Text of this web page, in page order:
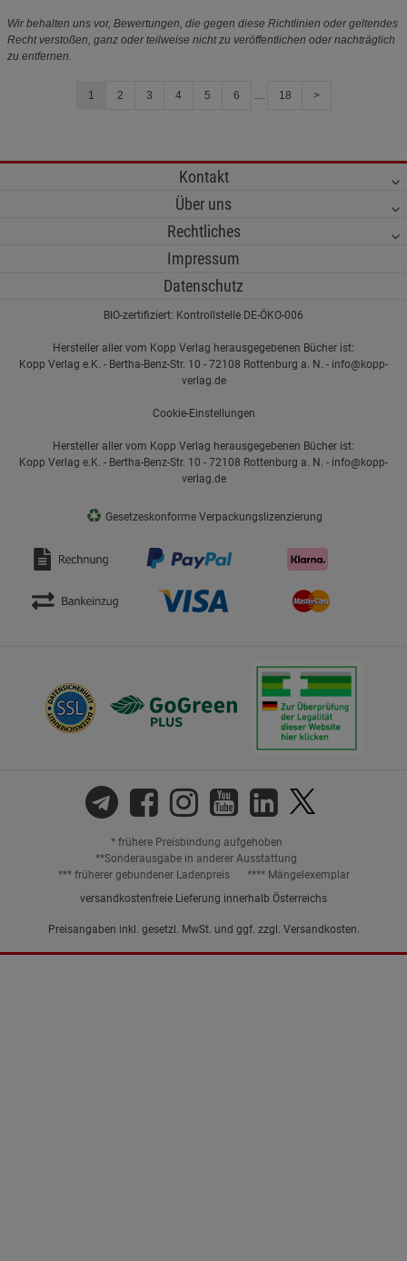
Wir behalten uns vor, Bewertungen, die gegen diese Richtlinien oder geltendes
Recht verstoßen, ganz oder teilweise nicht zu veröffentlichen oder nachträglich
zu entfernen.
1 2 3 4 5 6 .... 18 >
Kontakt
Über uns
Rechtliches
Impressum
Datenschutz
BIO-zertifiziert: Kontrollstelle DE-ÖKO-006
Hersteller aller vom Kopp Verlag herausgegebenen Bücher ist:
Kopp Verlag e.K. - Bertha-Benz-Str. 10 - 72108 Rottenburg a. N. - info@kopp-
verlag.de
Cookie-Einstellungen
Hersteller aller vom Kopp Verlag herausgegebenen Bücher ist:
Kopp Verlag e.K. - Bertha-Benz-Str. 10 - 72108 Rottenburg a. N. - info@kopp-
verlag.de
♻ Gesetzeskonforme Verpackungslizenzierung
* frühere Preisbindung aufgehoben
**Sonderausgabe in anderer Ausstattung
*** früherer gebundener Ladenpreis
**** Mängelexemplar
versandkostenfreie Lieferung innerhalb Österreichs
Preisangaben inkl. gesetzl. MwSt. und ggf. zzgl. Versandkosten.